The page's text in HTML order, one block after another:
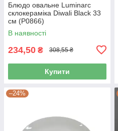
Блюдо овальне Luminarc
склокераміка Diwali Black 33
см (P0866)
В наявності
234,50 ₴ 308,55 ₴
Купити
–24%